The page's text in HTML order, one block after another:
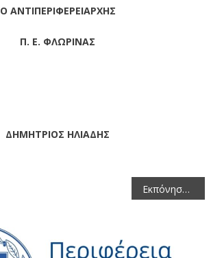
Ο ΑΝΤΙΠΕΡΙΦΕΡΕΙΑΡΧΗΣ
Π. Ε. ΦΛΩΡΙΝΑΣ
ΔΗΜΗΤΡΙΟΣ ΗΛΙΑΔΗΣ
Εκπόνηση μελετών τοπογραφίας και κτηματολογίου για τις ανάγκες της ΠΕ Φλώρινας